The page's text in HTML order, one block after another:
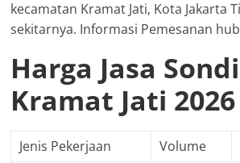
kecamatan Kramat Jati, Kota Jakarta
sekitarnya. Informasi Pemesanan
Harga Jasa
Kramat Jati 2026
Jenis Pekerjaan Volume